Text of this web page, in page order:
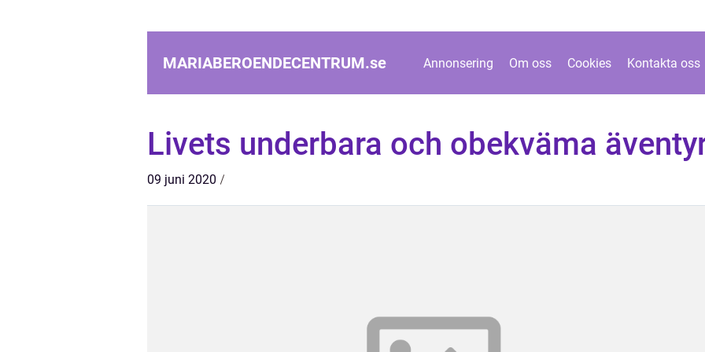
MARIABEROENDECENTRUM.se Annonsering Om oss Cookies Kontakta oss
Livets underbara och obekväma
09 juni 2020